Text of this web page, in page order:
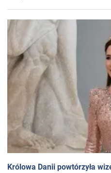
Królowa Danii powtórzyła